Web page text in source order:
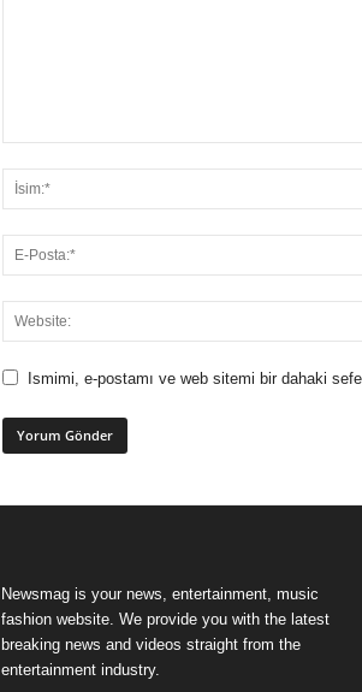
Ismimi, e-postamı ve web sitemi bir dahaki
Newsmag is your news, entertainment, music
fashion website. We provide you with the latest
breaking news and videos straight from the
entertainment industry.